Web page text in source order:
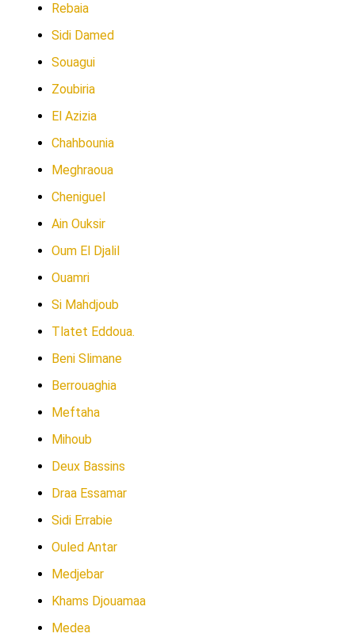
Rebaia
Sidi Damed
Souagui
Zoubiria
El Azizia
Chahbounia
Meghraoua
Cheniguel
Ain Ouksir
Oum El Djalil
Ouamri
Si Mahdjoub
Tlatet Eddoua.
Beni Slimane
Berrouaghia
Meftaha
Mihoub
Deux Bassins
Draa Essamar
Sidi Errabie
Ouled Antar
Medjebar
Khams Djouamaa
Medea